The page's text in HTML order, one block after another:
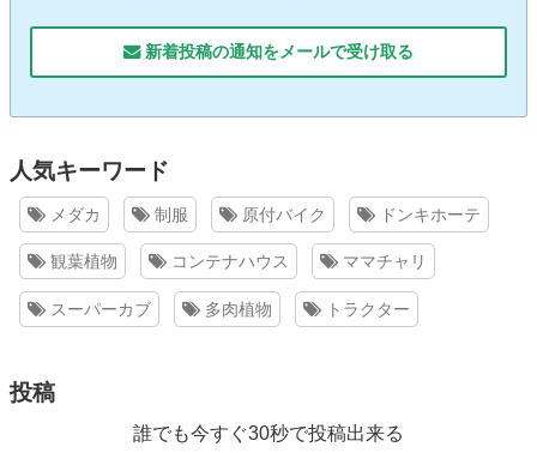
新着投稿の通知をメールで受け取る
人気キーワード
メダカ 制服 原付バイク ドンキホーテ
観葉植物 コンテナハウス ママチャリ
スーパーカブ 多肉植物 トラクター
投稿
誰でも今すぐ30秒で投稿出来る